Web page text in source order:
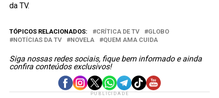
da TV.
TÓPICOS RELACIONADOS: CRÍTICA DE TV
GLOBO
NOTÍCIAS DA TV
NOVELA QUEM AMA CUIDA
Siga nossas redes sociais, fique bem informado e ainda
confira conteúdos exclusivos!
PUBLICIDADE